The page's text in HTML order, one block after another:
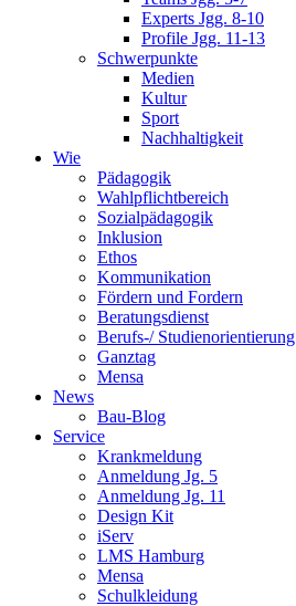
Experts Jgg. 8-10
Profile Jgg. 11-13
Schwerpunkte
Medien
Kultur
Sport
Nachhaltigkeit
Wie
Pädagogik
Wahlpflichtbereich
Sozialpädagogik
Inklusion
Ethos
Kommunikation
Fördern und Fordern
Beratungsdienst
Berufs-/ Studienorientierung
Ganztag
Mensa
News
Bau-Blog
Service
Krankmeldung
Anmeldung Jg. 5
Anmeldung Jg. 11
Design Kit
iServ
LMS Hamburg
Mensa
Schulkleidung